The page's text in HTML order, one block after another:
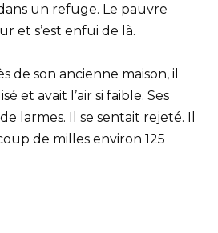
un refuge. Le pauvre
et s’est enfui de là.
de son ancienne maison, il
et avait l’air si faible. Ses
larmes. Il se sentait rejeté. Il
de milles environ 125